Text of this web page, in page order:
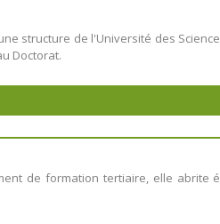
structure de l'Université des
Doctorat.
de formation tertiaire, elle abrite